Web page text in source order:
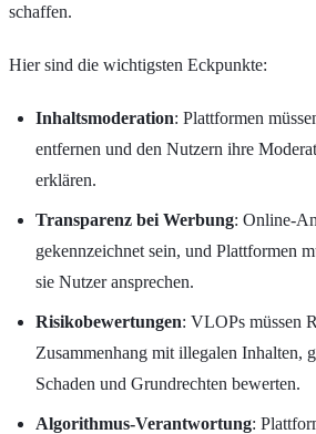
schaffen.
Hier sind die wichtigsten Eckpunkte:
Inhaltsmoderation: Plattformen
entfernen und den Nutzern ihre
erklären.
Transparenz bei Werbung: Online-
gekennzeichnet sein, und Plattformen
sie Nutzer ansprechen.
Risikobewertungen: VLOPs müssen
Zusammenhang mit illegalen Inhalten,
Schaden und Grundrechten bewerten.
Algorithmus-Verantwortung: